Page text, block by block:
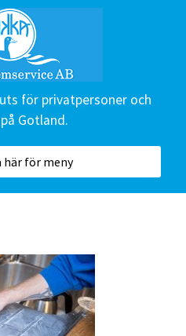
för privatpersoner och
Gotland.
här för meny